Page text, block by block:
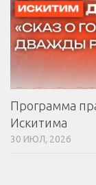
Программа
Искитима
30 ИЮЛ, 2026